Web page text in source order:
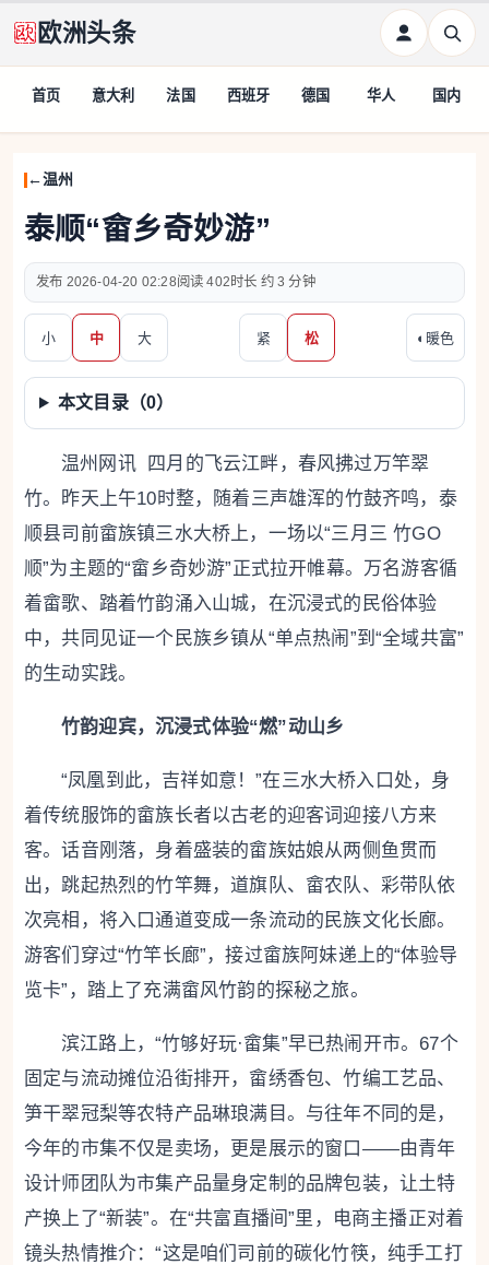
欧洲头条
首页 意大利 法国 西班牙 德国 华人 国内
温州
泰顺“畲乡奇妙游”
2026-04-20 02:28 402 约 3 分钟
小 中 大 紧 松 ◐ 暖色
本文目录（0）
温州网讯 四月的飞云江畔，春风拂过万竿翠
竹。昨天上午10时整，随着三声雄浑的竹鼓齐鸣，泰
顺县司前畲族镇三水大桥上，一场以“三月三 竹GO
顺”为主题的“畲乡奇妙游”正式拉开帷幕。万名游客循
着畲歌、踏着竹韵涌入山城，在沉浸式的民俗体验
中，共同见证一个民族乡镇从“单点热闹”到“全域共富”
的生动实践。
竹韵迎宾，沉浸式体验“燃”动山乡
“凤凰到此，吉祥如意！”在三水大桥入口处，身
着传统服饰的畲族长者以古老的迎客词迎接八方来
客。话音刚落，身着盛装的畲族姑娘从两侧鱼贯而
出，跳起热烈的竹竿舞，道旗队、畲农队、彩带队依
次亮相，将入口通道变成一条流动的民族文化长廊。
游客们穿过“竹竿长廊”，接过畲族阿妹递上的“体验导
览卡”，踏上了充满畲风竹韵的探秘之旅。
滨江路上，“竹够好玩·畲集”早已热闹开市。67个
固定与流动摊位沿街排开，畲绣香包、竹编工艺品、
笋干翠冠梨等农特产品琳琅满目。与往年不同的是，
今年的市集不仅是卖场，更是展示的窗口——由青年
设计师团队为市集产品量身定制的品牌包装，让土特
产换上了“新装”。在“共富直播间”里，电商主播正对着
镜头热情推介：“这是咱们司前的碳化竹筷，纯手工打